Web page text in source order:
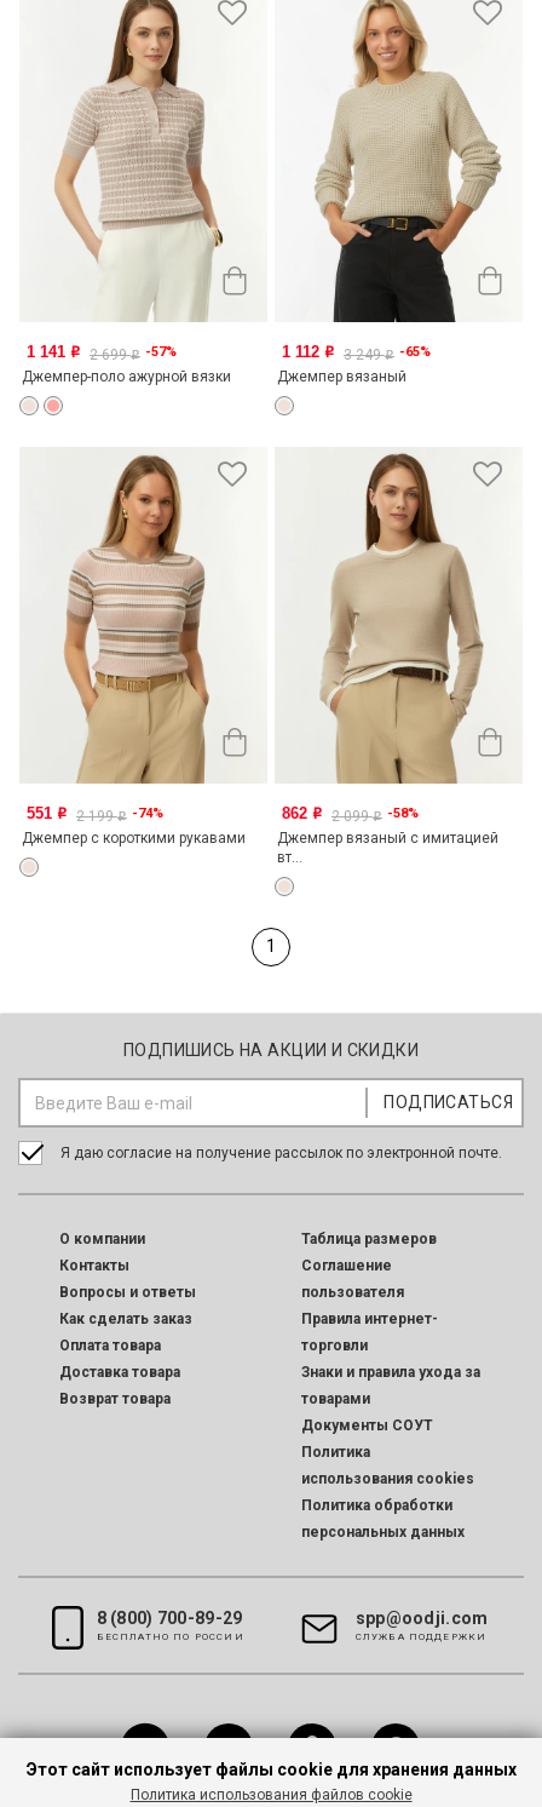
1 141 o 2 699o -57%
Джемпер-поло ажурной вязки
1 112 o 3 249o -65%
Джемпер вязаный
551 o 2 199o -74%
Джемпер с короткими рукавами
862 o 2 099o -58%
Джемпер вязаный с имитацией
вт...
1
ПОДПИШИСЬ НА АКЦИИ И СКИДКИ
Я даю согласие на получение рассылок по электронной почте.
O компании
Контакты
Вопросы и ответы
Как сделать заказ
Оплата товара
Доставка товара
Возврат товара
Таблица размеров
Соглашение
пользователя
Правила интернет-
торговли
Знаки и правила ухода за
товарами
Документы СОУТ
Политика
использования cookies
Политика обработки
персональных данных
8 (800) 700-89-29
БЕСПЛАТНО ПО РОССИИ
spp@oodji.com
CЛУЖБА ПОДДЕРЖКИ
Этот сайт использует файлы cookie для хранения данных
Политика использования файлов cookie